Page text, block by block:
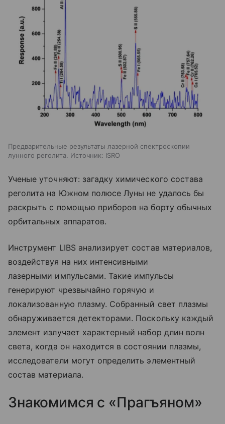
Предварительные результаты лазерной спектроскопии
лунного реголита. Источник: ISRO
Ученые уточняют: загадку химического состава
реголита на Южном полюсе Луны не удалось бы
раскрыть с помощью приборов на борту обычных
орбитальных аппаратов.
Инструмент LIBS анализирует состав материалов,
воздействуя на них интенсивными
лазерными импульсами. Такие импульсы
генерируют чрезвычайно горячую и
локализованную плазму. Собранный свет плазмы
обнаруживается детекторами. Поскольку каждый
элемент излучает характерный набор длин волн
света, когда он находится в состоянии плазмы,
исследователи могут определить элементный
состав материала.
Знакомимся с «Прагъяном»